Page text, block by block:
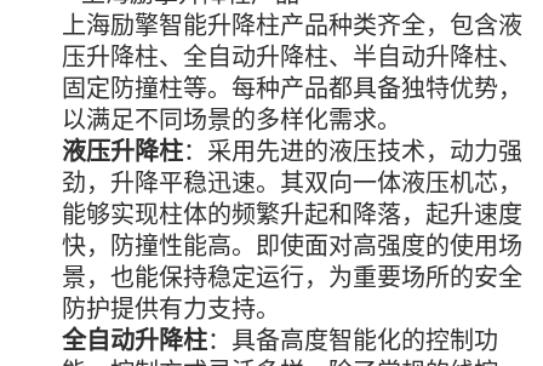
上海励擎智能升降柱产品种类齐全，包含液
压升降柱、全自动升降柱、半自动升降柱、
固定防撞柱等。每种产品都具备独特优势，
以满足不同场景的多样化需求。
液压升降柱：采用先进的液压技术，动力强
劲，升降平稳迅速。其双向一体液压机芯，
能够实现柱体的频繁升起和降落，起升速度
快，防撞性能高。即使面对高强度的使用场
景，也能保持稳定运行，为重要场所的安全
防护提供有力支持。
全自动升降柱：具备高度智能化的控制功